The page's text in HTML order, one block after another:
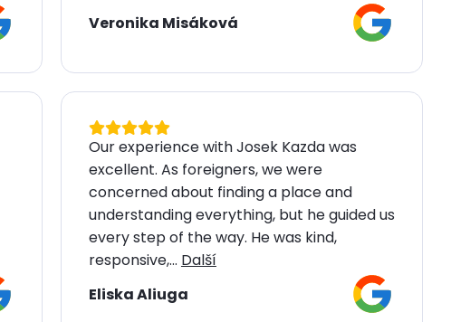
Veronika Misáková
Our experience with Josek Kazda was
excellent. As foreigners, we were
concerned about finding a place and
understanding everything, but he guided us
every step of the way. He was kind,
responsive,... Další
Eliska Aliuga